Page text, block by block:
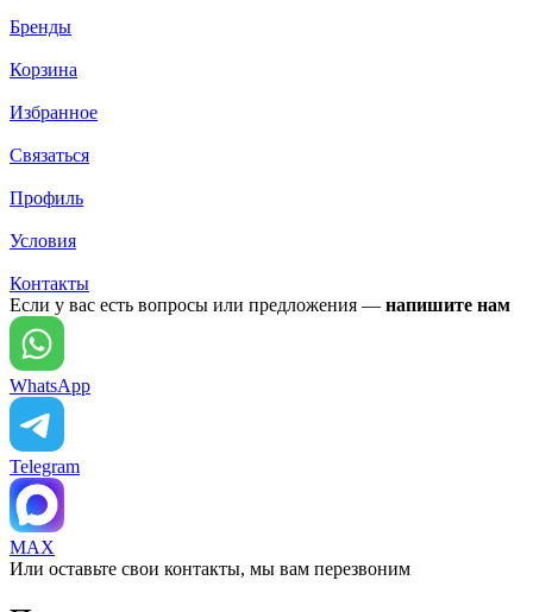
Бренды
Корзина
Избранное
Связаться
Профиль
Условия
Контакты
Если у вас есть вопросы или предложения — напишите нам
WhatsApp
Telegram
MAX
Или оставьте свои контакты, мы вам перезвоним